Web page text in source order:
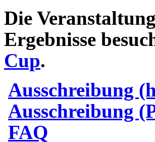
Die
Ergebnisse
Cup.
Ausschreibung
Ausschreibung
FAQ